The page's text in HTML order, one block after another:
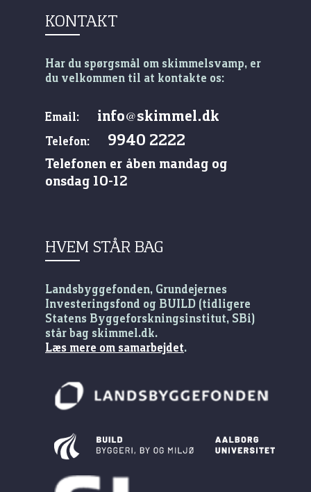
KONTAKT
Har du spørgsmål om skimmelsvamp, er
du velkommen til at kontakte os:
Email: info@skimmel.dk
Telefon: 9940 2222
Telefonen er åben mandag og
onsdag 10-12
HVEM STÅR BAG
Landsbyggefonden, Grundejernes
Investeringsfond og BUILD (tidligere
Statens Byggeforskningsinstitut, SBi)
står bag skimmel.dk.
Læs mere om samarbejdet.